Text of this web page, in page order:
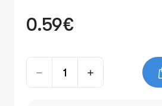
0.59€